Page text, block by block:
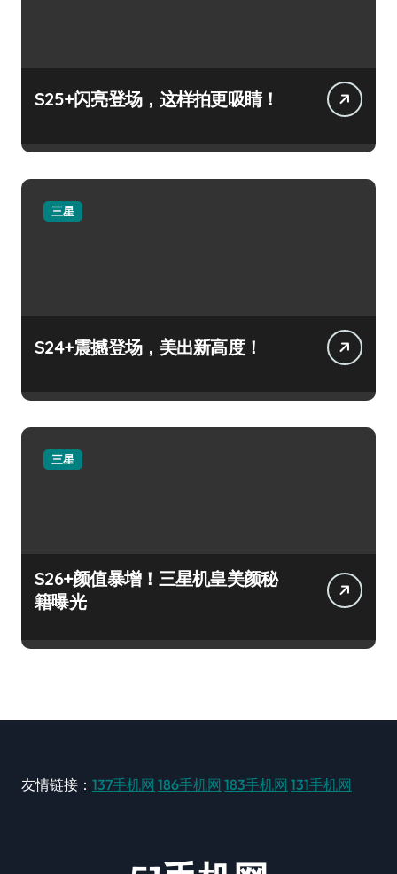
S25+闪亮登场，这样拍更吸睛！
三星
S24+震撼登场，美出新高度！
三星
S26+颜值暴增！三星机皇美颜秘
籍曝光
友情链接： 137手机网 186手机网 183手机网 131手机网